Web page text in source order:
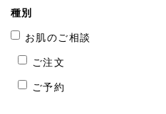
種別
お肌のご相談
ご注文
ご予約